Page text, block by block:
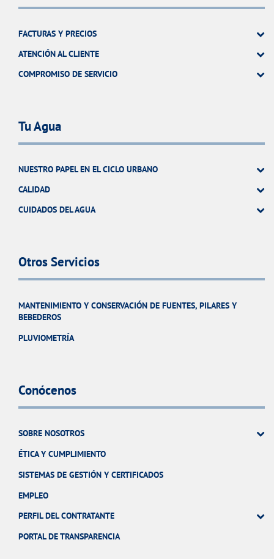
FACTURAS Y PRECIOS
ATENCIÓN AL CLIENTE
COMPROMISO DE SERVICIO
Tu Agua
NUESTRO PAPEL EN EL CICLO URBANO
CALIDAD
CUIDADOS DEL AGUA
Otros Servicios
MANTENIMIENTO Y CONSERVACIÓN DE FUENTES, PILARES Y
BEBEDEROS
PLUVIOMETRÍA
Conócenos
SOBRE NOSOTROS
ÉTICA Y CUMPLIMIENTO
SISTEMAS DE GESTIÓN Y CERTIFICADOS
EMPLEO
PERFIL DEL CONTRATANTE
PORTAL DE TRANSPARENCIA